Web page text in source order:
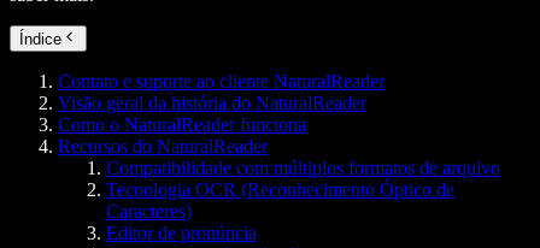
Índice
Contato e suporte ao cliente NaturalReader
Visão geral da história do NaturalReader
Como o NaturalReader funciona
Recursos do NaturalReader
Compatibilidade com múltiplos formatos de arquivo
Tecnologia OCR (Reconhecimento Óptico de
Caracteres)
Editor de pronúncia